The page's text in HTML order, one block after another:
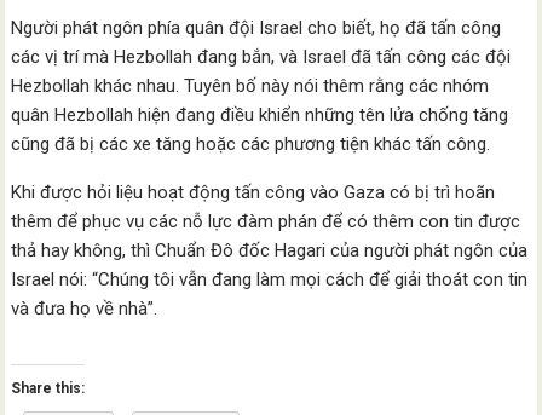
Người phát ngôn phía quân đội Israel cho biết, họ đã tấn công
các vị trí mà Hezbollah đang bắn, và Israel đã tấn công các đội
Hezbollah khác nhau. Tuyên bố này nói thêm rằng các nhóm
quân Hezbollah hiện đang điều khiển những tên lửa chống tăng
cũng đã bị các xe tăng hoặc các phương tiện khác tấn công.
Khi được hỏi liệu hoạt động tấn công vào Gaza có bị trì hoãn
thêm để phục vụ các nỗ lực đàm phán để có thêm con tin được
thả hay không, thì Chuẩn Đô đốc Hagari của người phát ngôn của
Israel nói: “Chúng tôi vẫn đang làm mọi cách để giải thoát con tin
và đưa họ về nhà”.
Share this: